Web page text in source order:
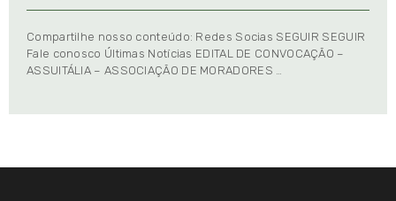
Compartilhe nosso conteúdo: Redes Socias SEGUIR SEGUIR
Fale conosco Últimas Notícias EDITAL DE CONVOCAÇÃO –
ASSUITÁLIA – ASSOCIAÇÃO DE MORADORES …